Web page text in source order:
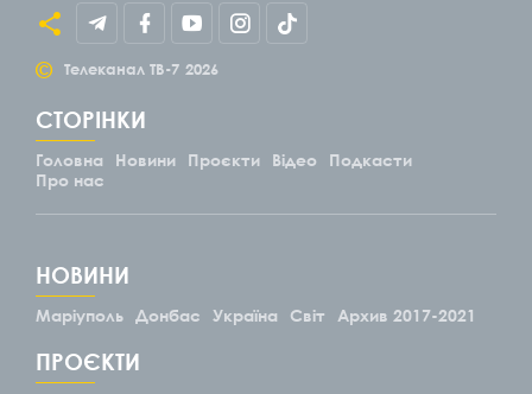
© Телеканал ТВ-7 2026
СТОРІНКИ
Головна Новини Проєкти Відео
Подкасти
Про нас
НОВИНИ
Маріуполь Донбас Україна Світ Архив 2017-2021
ПРОЄКТИ